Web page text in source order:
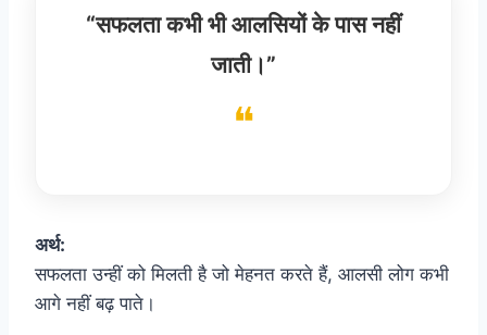
“सफलता कभी भी आलसियों के पास नहीं
जाती।”
अर्थ:
सफलता उन्हीं को मिलती है जो मेहनत करते हैं, आलसी लोग कभी
आगे नहीं बढ़ पाते।